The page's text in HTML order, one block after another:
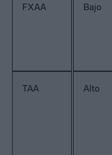
FXAA Bajo
TAA Alto